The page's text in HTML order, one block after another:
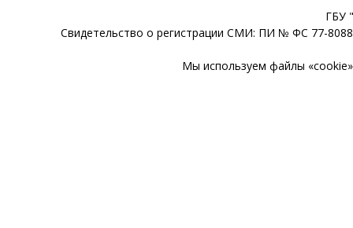
ГБУ
Свидетельство о регистрации СМИ: ПИ № ФС 77-
Мы используем файлы «cookie»